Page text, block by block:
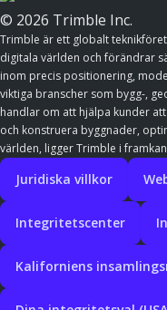
© 2026 Trimble Inc.
Trimble är ett globalt
digitala världen och förändrar
inom precis positionering,
viktiga branscher som bygg-,
handlar om att hjälpa kunder
och konstruera byggnader,
världen, ligger Trimble i
Juridiska villkor
Integritetscenter
Kaliforniens